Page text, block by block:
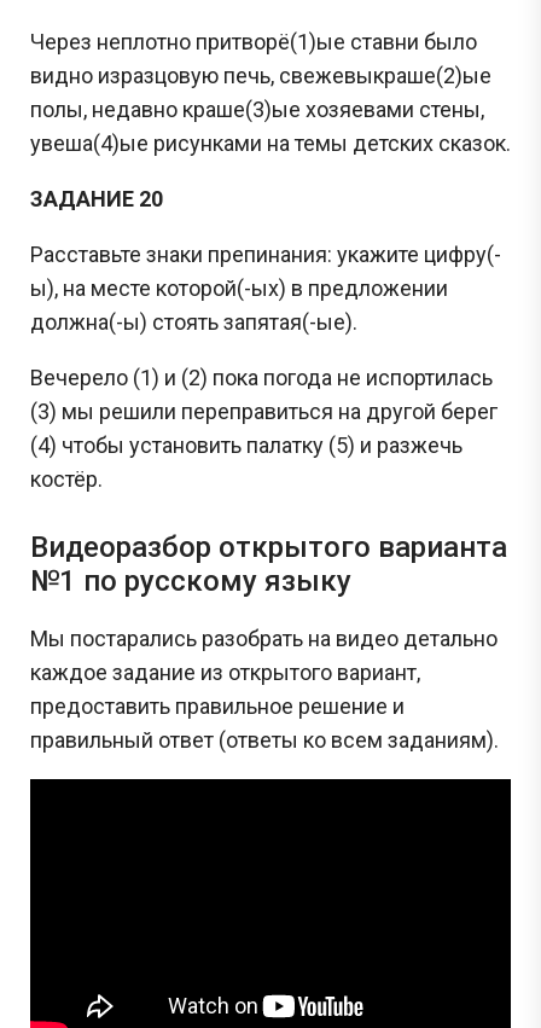
Через неплотно притворё(1)ые ставни было
видно изразцовую печь, свежевыкраше(2)ые
полы, недавно краше(3)ые хозяевами стены,
увеша(4)ые рисунками на темы детских сказок.
ЗАДАНИЕ 20
Расставьте знаки препинания: укажите цифру(-
ы), на месте которой(-ых) в предложении
должна(-ы) стоять запятая(-ые).
Вечерело (1) и (2) пока погода не испортилась
(3) мы решили переправиться на другой берег
(4) чтобы установить палатку (5) и разжечь
костёр.
Видеоразбор открытого варианта
№1 по русскому языку
Мы постарались разобрать на видео детально
каждое задание из открытого вариант,
предоставить правильное решение и
правильный ответ (ответы ко всем заданиям).